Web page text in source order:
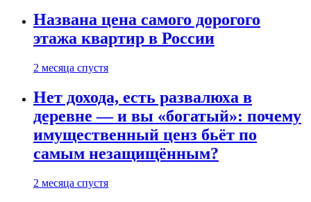
Названа цена самого дорогого
этажа квартир в России
2 месяца спустя
Нет дохода, есть развалюха в
деревне — и вы «богатый»: почему
имущественный ценз бьёт по
самым незащищённым?
2 месяца спустя